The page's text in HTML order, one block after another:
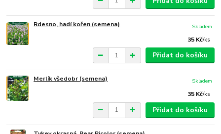
Rdesno, hadí kořen (semena)
35 Kč/ks
Skladem
Přidat do košíku
Merlík všedobr (semena)
35 Kč/ks
Skladem
Přidat do košíku